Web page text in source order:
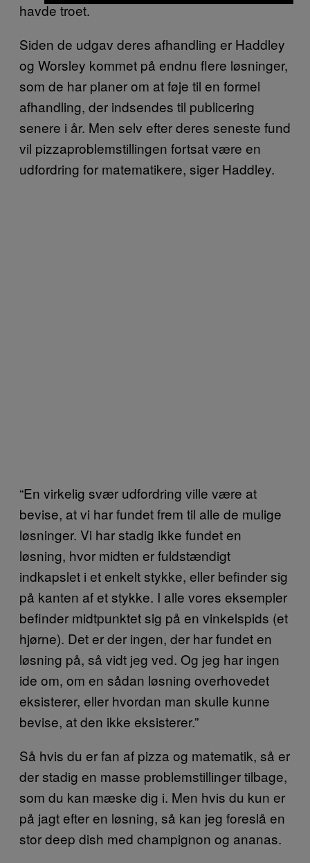
havde troet.
Siden de udgav deres afhandling er Haddley
og Worsley kommet på endnu flere løsninger,
som de har planer om at føje til en formel
afhandling, der indsendes til publicering
senere i år. Men selv efter deres seneste fund
vil pizzaproblemstillingen fortsat være en
udfordring for matematikere, siger Haddley.
“En virkelig svær udfordring ville være at
bevise, at vi har fundet frem til alle de mulige
løsninger. Vi har stadig ikke fundet en
løsning, hvor midten er fuldstændigt
indkapslet i et enkelt stykke, eller befinder sig
på kanten af et stykke. I alle vores eksempler
befinder midtpunktet sig på en vinkelspids (et
hjørne). Det er der ingen, der har fundet en
løsning på, så vidt jeg ved. Og jeg har ingen
ide om, om en sådan løsning overhovedet
eksisterer, eller hvordan man skulle kunne
bevise, at den ikke eksisterer.”
Så hvis du er fan af pizza og matematik, så er
der stadig en masse problemstillinger tilbage,
som du kan mæske dig i. Men hvis du kun er
på jagt efter en løsning, så kan jeg foreslå en
stor deep dish med champignon og ananas.